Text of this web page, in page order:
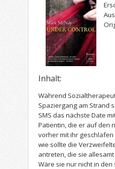
Inhalt:
Während
Spaziergang am Strand
SMS das nächste Date
Patientin, die er auf den
vorher mit ihr
wie sollte die
antreten, die sie
Wäre sie nur nicht in